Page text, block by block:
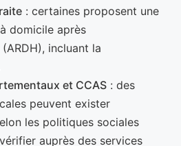
: certaines proposent une
domicile après
incluant la
et CCAS : des
peuvent exister
les politiques sociales
auprès des services